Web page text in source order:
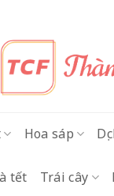
Hoa sáp
tết Trái cây